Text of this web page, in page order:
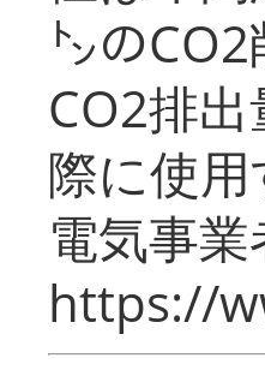
㌧の
CO2排
際に使
電気事
https://